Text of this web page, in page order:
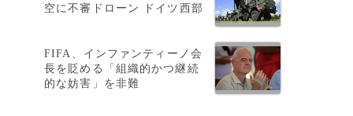
空に不審ドローン ドイツ西部
FIFA、インファンティーノ会
長を貶める「組織的かつ継続
的な妨害」を非難